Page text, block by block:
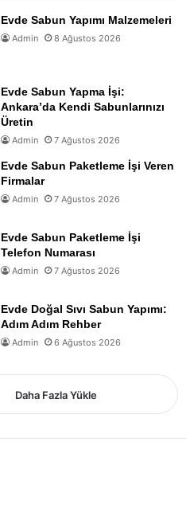
Evde Sabun Yapımı Malzemeleri
Admin 8 Ağustos 2026
Evde Sabun Yapma İşi:
Ankara’da Kendi Sabunlarınızı
Üretin
Admin 7 Ağustos 2026
Evde Sabun Paketleme İşi Veren
Firmalar
Admin 7 Ağustos 2026
Evde Sabun Paketleme İşi
Telefon Numarası
Admin 7 Ağustos 2026
Evde Doğal Sıvı Sabun Yapımı:
Adım Adım Rehber
Admin 6 Ağustos 2026
Daha Fazla Yükle